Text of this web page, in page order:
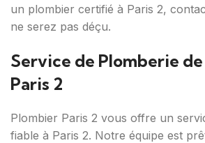
un plombier certifié à Paris 2,
ne serez pas déçu.
Service de Plomberie
Paris 2
Plombier Paris 2 vous offre un
fiable à Paris 2. Notre équipe est